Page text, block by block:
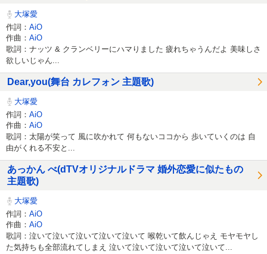
大塚愛
作詞： AiO
作曲： AiO
歌詞：ナッツ & クランベリーにハマりました 疲れちゃうんだよ 美味しさ
欲しいじゃん...
Dear,you(舞台 カレフォン 主題歌)
大塚愛
作詞： AiO
作曲： AiO
歌詞：太陽が笑って 風に吹かれて 何もないココから 歩いていくのは 自
由がくれる不安と...
あっかん べ(dTVオリジナルドラマ 婚外恋愛に似たもの
主題歌)
大塚愛
作詞： AiO
作曲： AiO
歌詞：泣いて泣いて泣いて泣いて泣いて 喉乾いて飲んじゃえ モヤモヤし
た気持ちも全部流れてしまえ 泣いて泣いて泣いて泣いて泣いて...